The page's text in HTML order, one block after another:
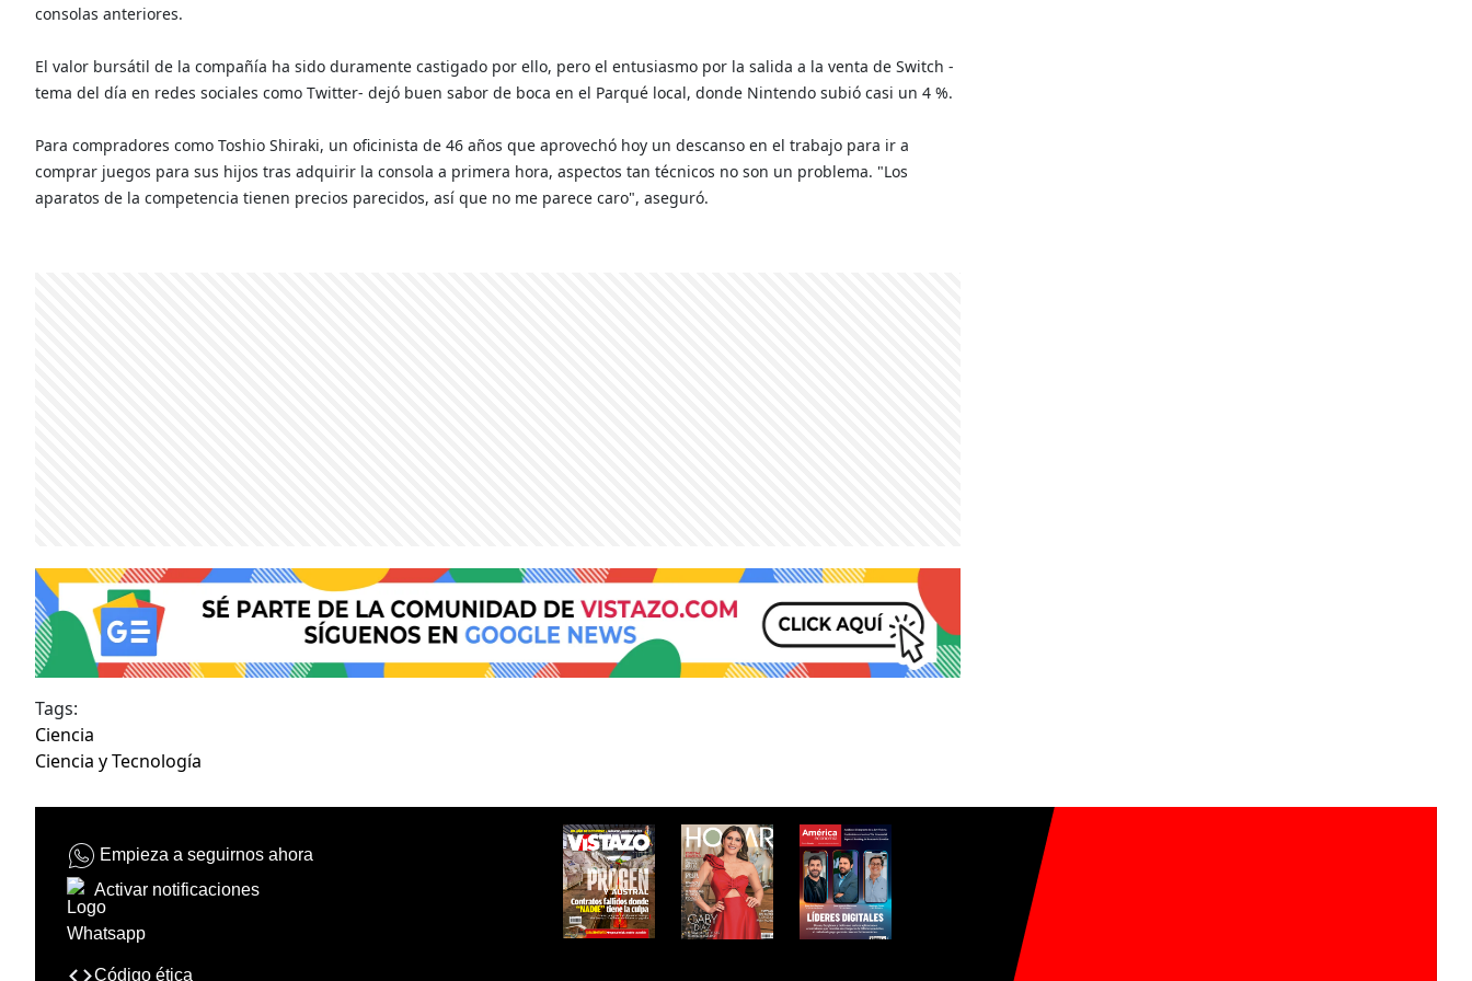
consolas anteriores.
El valor bursátil de la compañía ha sido duramente castigado por ello, pero el entusiasmo por la salida a la venta de Switch -
tema del día en redes sociales como Twitter- dejó buen sabor de boca en el Parqué local, donde Nintendo subió casi un 4 %.
Para compradores como Toshio Shiraki, un oficinista de 46 años que aprovechó hoy un descanso en el trabajo para ir a
comprar juegos para sus hijos tras adquirir la consola a primera hora, aspectos tan técnicos no son un problema. "Los
aparatos de la competencia tienen precios parecidos, así que no me parece caro", aseguró.
Tags:
Ciencia
Ciencia y Tecnología
Empieza a seguirnos ahora
Activar notificaciones
Código ética